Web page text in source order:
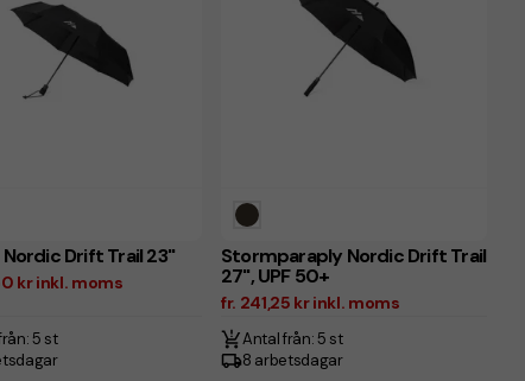
Nordic Drift Trail 23"
kr inkl. moms
5 st
Stormparaply Nordic Drift Trail
27", UPF 50+
fr. 241,25 kr inkl. moms
Antal från: 5 st
8 arbetsdagar